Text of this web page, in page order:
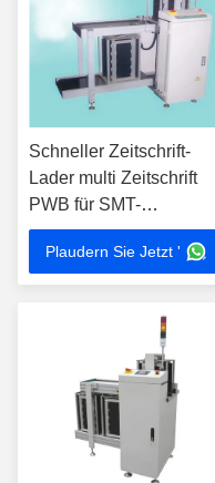
Schneller Zeitschrift-
Lader multi Zeitschrift
PWB für SMT-
Aufschmelzlöten-
Produktion
Plaudern Sie Jetzt '